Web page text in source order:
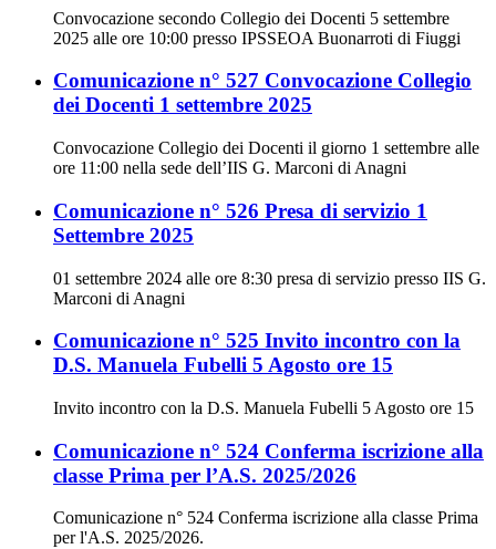
Convocazione secondo Collegio dei Docenti 5 settembre
2025 alle ore 10:00 presso IPSSEOA Buonarroti di Fiuggi
Comunicazione n° 527 Convocazione Collegio
dei Docenti 1 settembre 2025
Convocazione Collegio dei Docenti il giorno 1 settembre alle
ore 11:00 nella sede dell’IIS G. Marconi di Anagni
Comunicazione n° 526 Presa di servizio 1
Settembre 2025
01 settembre 2024 alle ore 8:30 presa di servizio presso IIS G.
Marconi di Anagni
Comunicazione n° 525 Invito incontro con la
D.S. Manuela Fubelli 5 Agosto ore 15
Invito incontro con la D.S. Manuela Fubelli 5 Agosto ore 15
Comunicazione n° 524 Conferma iscrizione alla
classe Prima per l’A.S. 2025/2026
Comunicazione n° 524 Conferma iscrizione alla classe Prima
per l'A.S. 2025/2026.